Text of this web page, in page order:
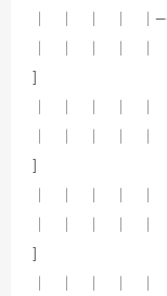
｜ ｜ ｜ ｜ ｜——
｜ ｜ ｜ ｜ ｜ ｜
｜ ｜ ｜ ｜ ｜ ｜
｜ ｜ ｜ ｜ ｜ ｜
｜ ｜ ｜ ｜ ｜ ｜
｜ ｜ ｜ ｜ ｜ ｜
｜ ｜ ｜ ｜ ｜ ｜